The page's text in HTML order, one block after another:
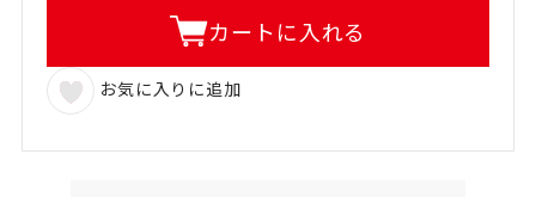
カートに入れる
お気に入りに追加